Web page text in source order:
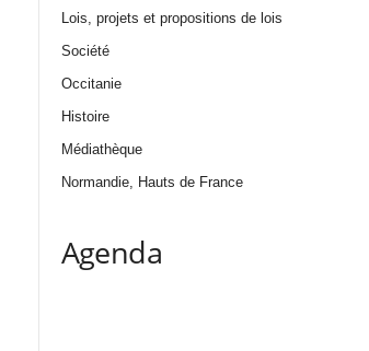
Lois, projets et propositions de lois
Société
Occitanie
Histoire
Médiathèque
Normandie, Hauts de France
Agenda